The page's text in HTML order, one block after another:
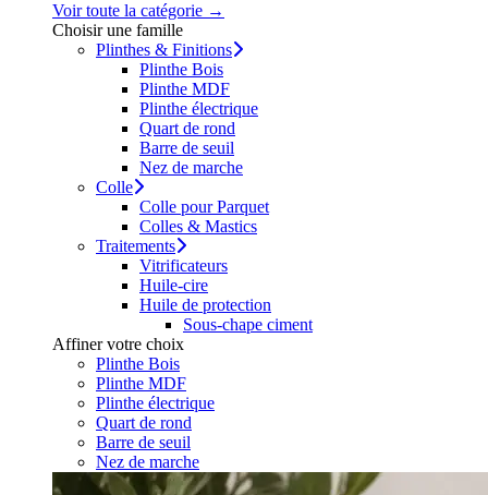
Voir toute la catégorie →
Choisir une famille
Plinthes & Finitions
Plinthe Bois
Plinthe MDF
Plinthe électrique
Quart de rond
Barre de seuil
Nez de marche
Colle
Colle pour Parquet
Colles & Mastics
Traitements
Vitrificateurs
Huile-cire
Huile de protection
Sous-chape ciment
Affiner votre choix
Plinthe Bois
Plinthe MDF
Plinthe électrique
Quart de rond
Barre de seuil
Nez de marche